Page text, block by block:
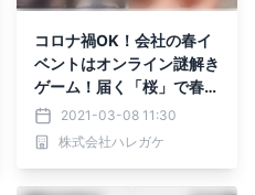
コロナ禍OK！会社の春イ
ベントはオンライン謎解き
ゲーム！届く「桜」で春気
分！2021-03-08 11:30
株式会社ハレガケ